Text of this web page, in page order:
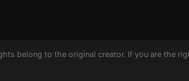
belong to the original creator. If you are the